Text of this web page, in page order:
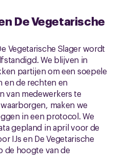
De Vegetarische
Vegetarische Slager wordt
We blijven in
partijen om een soepele
en de rechten en
van medewerkers te
maken we
in een protocol. We
gepland in april voor de
IJs en De Vegetarische
de hoogte van de